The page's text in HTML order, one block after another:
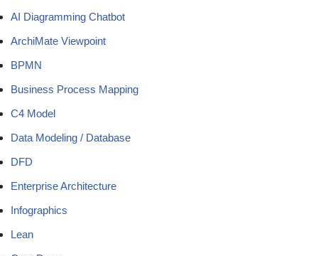
AI Diagramming Chatbot
ArchiMate Viewpoint
BPMN
Business Process Mapping
C4 Model
Data Modeling / Database
DFD
Enterprise Architecture
Infographics
Lean